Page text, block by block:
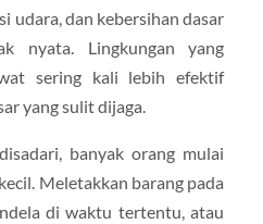
udara, dan kebersihan dasar
nyata. Lingkungan yang
sering kali lebih efektif
yang sulit dijaga.
banyak orang mulai
Meletakkan barang pada
di waktu tertentu, atau